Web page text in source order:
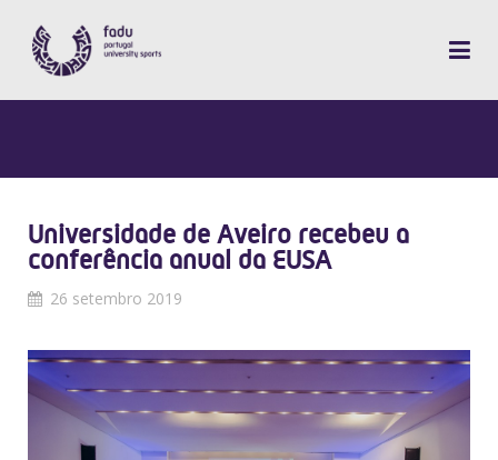
Universidade de Aveiro recebeu a
conferência anual da EUSA
26 setembro 2019